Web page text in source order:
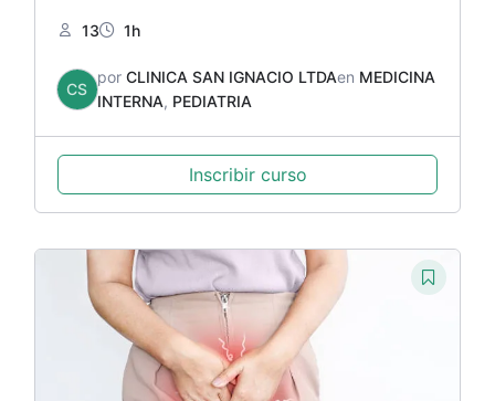
13 1h
CS
por CLINICA SAN IGNACIO LTDAen MEDICINA
INTERNA, PEDIATRIA
Inscribir curso